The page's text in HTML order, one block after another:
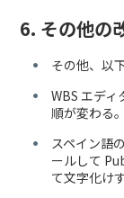
6. その他の
その他、以
WBS エデ
順が変わる。
スペイン語
ールして
て文字化け